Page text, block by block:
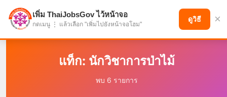
แบ่งปันโอกาส เพื่ออนาคตที่ก้าวหน้า
แท็ก: นักวิชาการป่าไม้
พบ 6 รายการ
เพิ่ม ThaiJobsGov ไว้หน้าจอ
กดเมนู ⋮ แล้วเลือก "เพิ่มไปยังหน้าจอโฮม"
ดูวิธี ×